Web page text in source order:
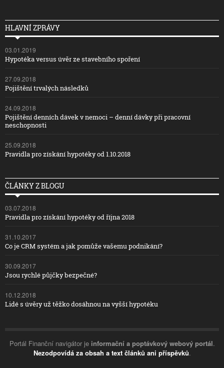
HLAVNÍ ZPRÁVY
03.01.2019
Hypotéka versus úvěr ze stavebního spoření
27.09.2018
Pojištění trvalých následků
24.09.2018
Pojištění denních dávek v nemoci – denní dávky při pracovní
neschopnosti
25.09.2018
Pravidla pro získání hypotéky od 1.10.2018
ČLÁNKY Z BLOGU
03.07.2018
Pravidla pro získání hypotéky od října 2018
31.10.2017
Co je CRM systém a jak pomůže vašemu podnikání?
30.09.2017
Jsou rychlé půjčky bezpečné?
10.12.2018
Lidé s úvěry už těžko dosáhnou na vyšší hypotéku
Portál Finanční navigátor je informační a poptávkový webový portál.
Nezodpovídá za obsah a text článků ani příspěvků.